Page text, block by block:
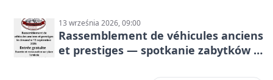
13 września 2026, 09:00
Rassemblement de véhicules anciens
et prestiges — spotkanie zabytków i